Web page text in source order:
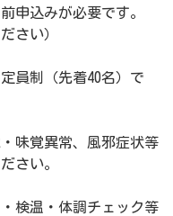
申込みが必要です。
さい）
員制（先着40名）で
味覚異常、風邪症状等
さい。
検温・体調チェック等